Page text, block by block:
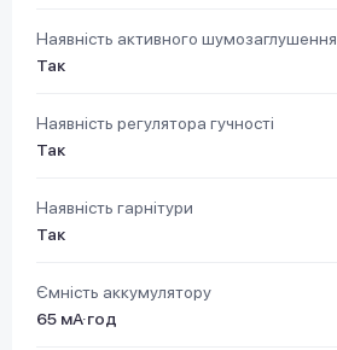
Наявність активного шумозаглушення
Так
Наявність регулятора гучності
Так
Наявність гарнітури
Так
Ємність аккумулятору
65 мА·год